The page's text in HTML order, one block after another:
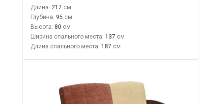
Длина: 217
Глубина: 95
Высота: 80
Ширина спального места: 137
Длина спального места: 187